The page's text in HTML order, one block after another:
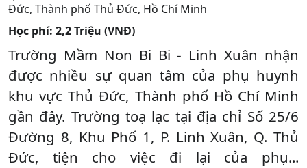
Đức, Thành phố Thủ Đức, Hồ Chí Minh
Học phí: 2,2 Triệu (VNĐ)
Trường Mầm Non Bi Bi - Linh Xuân nhận
được nhiều sự quan tâm của phụ huynh
khu vực Thủ Đức, Thành phố Hồ Chí Minh
gần đây. Trường toạ lạc tại địa chỉ Số 25/6
Đường 8, Khu Phố 1, P. Linh Xuân, Q. Thủ
Đức, tiện cho việc đi lại của phụ...